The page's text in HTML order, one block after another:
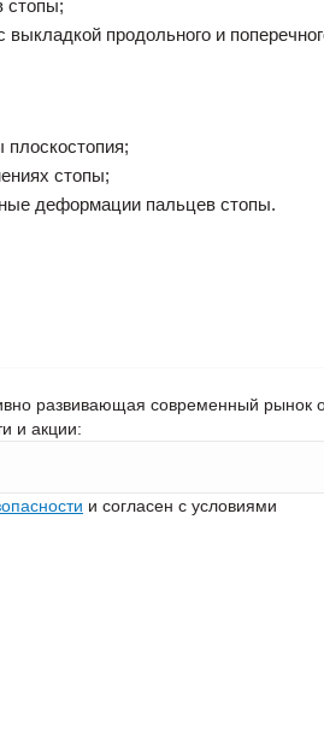
стопы;
выкладкой продольного и
стопы;
деформации пальцев стопы.
развивающая современный рынок
и акции:
и согласен с условиями